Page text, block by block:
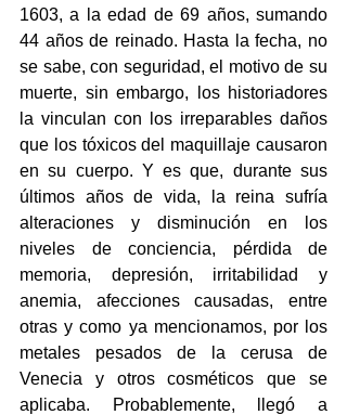
1603, a la edad de 69 años, sumando
44 años de reinado. Hasta la fecha, no
se sabe, con seguridad, el motivo de su
muerte, sin embargo, los historiadores
la vinculan con los irreparables daños
que los tóxicos del maquillaje causaron
en su cuerpo. Y es que, durante sus
últimos años de vida, la reina sufría
alteraciones y disminución en los
niveles de conciencia, pérdida de
memoria, depresión, irritabilidad y
anemia, afecciones causadas, entre
otras y como ya mencionamos, por los
metales pesados de la cerusa de
Venecia y otros cosméticos que se
aplicaba. Probablemente, llegó a